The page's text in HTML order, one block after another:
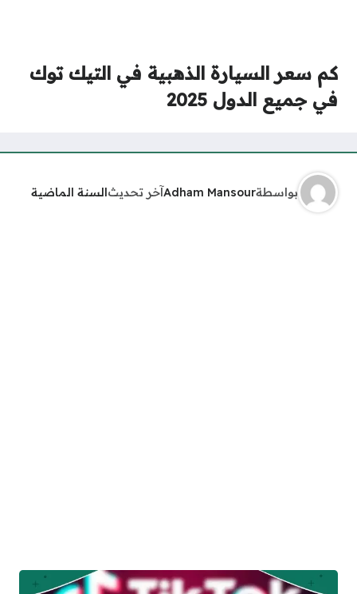
كم سعر السيارة الذهبية في التيك توك
في جميع الدول 2025
بواسطةAdham Mansourآخر تحديثالسنة الماضية